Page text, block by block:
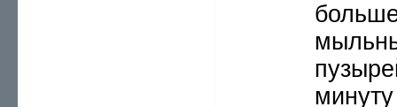
минуту